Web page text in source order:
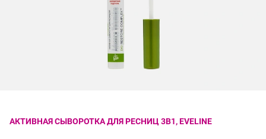
АКТИВНАЯ СЫВОРОТКА ДЛЯ РЕСНИЦ 3В1, EVELINE